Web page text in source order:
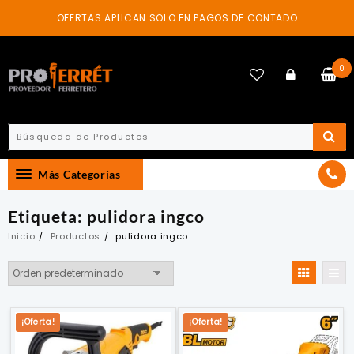
content
OFERTAS APLICAN SOLO EN PAGOS DE CONTADO
0
Más Categorías
Etiqueta: pulidora ingco
Inicio Productos pulidora ingco
¡Oferta! ¡Oferta!